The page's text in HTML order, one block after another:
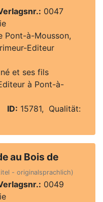
0047
Pont-à-Mousson,
Editeur
et ses fils
à Pont-à-
ID: 15781, Qualität:
au Bois de
- originalsprachlich)
0049